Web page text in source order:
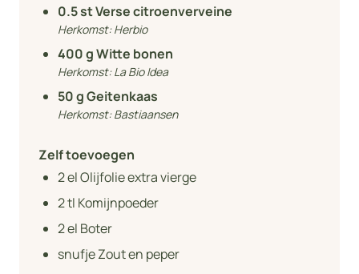
0.5st Verse citroenverveine
Herkomst:Herbio
400g Witte bonen
Herkomst:La Bio Idea
50g Geitenkaas
Herkomst:Bastiaansen
Zelf toevoegen
2el Olijfolie extra vierge
2tl Komijnpoeder
2el Boter
snufje Zout en peper